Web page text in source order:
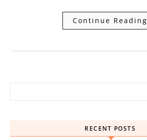
Continue Reading
RECENT POSTS